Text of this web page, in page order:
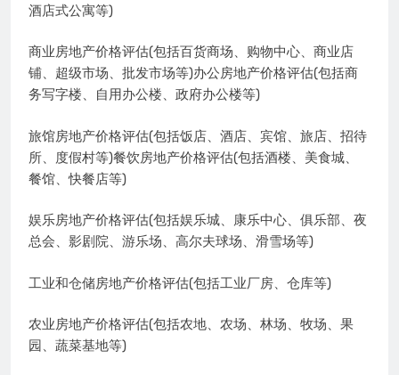
酒店式公寓等)
商业房地产价格评估(包括百货商场、购物中心、商业店
铺、超级市场、批发市场等)办公房地产价格评估(包括商
务写字楼、自用办公楼、政府办公楼等)
旅馆房地产价格评估(包括饭店、酒店、宾馆、旅店、招待
所、度假村等)餐饮房地产价格评估(包括酒楼、美食城、
餐馆、快餐店等)
娱乐房地产价格评估(包括娱乐城、康乐中心、俱乐部、夜
总会、影剧院、游乐场、高尔夫球场、滑雪场等)
工业和仓储房地产价格评估(包括工业厂房、仓库等)
农业房地产价格评估(包括农地、农场、林场、牧场、果
园、蔬菜基地等)